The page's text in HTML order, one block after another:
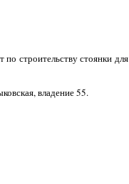
строительству стоянки для
владение 55.